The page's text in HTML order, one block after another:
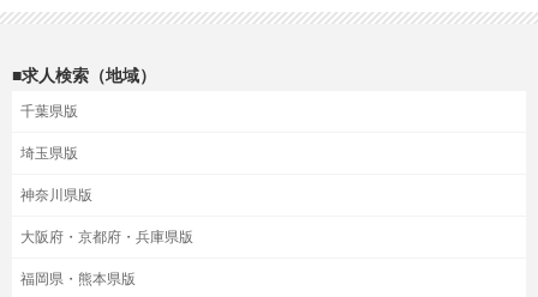
■求人検索（地域）
千葉県版
埼玉県版
神奈川県版
大阪府・京都府・兵庫県版
福岡県・熊本県版